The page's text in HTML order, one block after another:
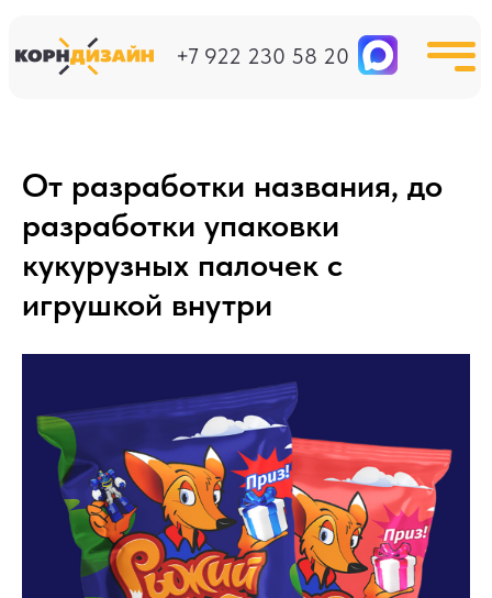
От разработки названия, до
разработки упаковки
кукурузных палочек с
игрушкой внутри